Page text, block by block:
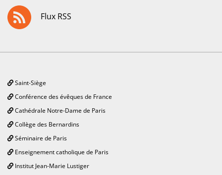
Flux RSS
Saint-Siège
Conférence des évêques de France
Cathédrale Notre-Dame de Paris
Collège des Bernardins
Séminaire de Paris
Enseignement catholique de Paris
Institut Jean-Marie Lustiger